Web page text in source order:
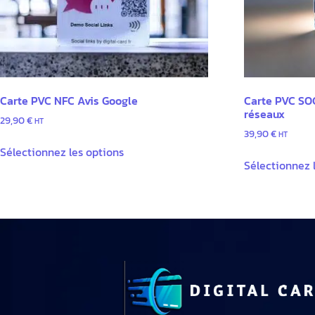
Carte PVC NFC Avis Google
29,90€HT
Sélectionnez les options
Carte PVC
réseaux
39,90€ HT
Sélectionnez